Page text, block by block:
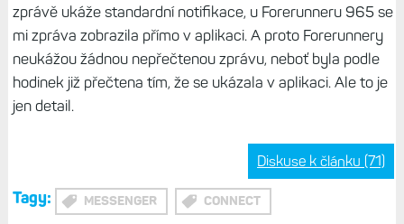
V hodinkach je Messenger přítomen jako aplikace i jako
doplněk, přičemž ve stručném přehledu vidíte počet
nepřečtených zpráv.A když přijde zpráva, objeví se
notifikace nejen na mobilu, ale i na hodinkách a rovnou
můžete odpovědět.
Zde jsem narazil na zajímavý rozdíl mezi Forerunnery a
Epixy/Fénixy. Na Epixech a Fénixech 7 se při příchozí